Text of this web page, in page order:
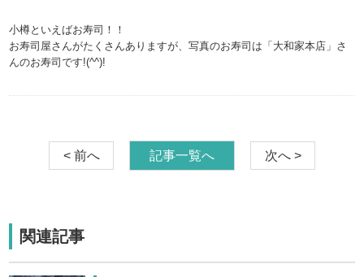
小樽といえばお寿司！！
お寿司屋さんがたくさんありますが、写真のお寿司は「大和家本店」さ
んのお寿司です!(^^)!
< 前へ 記事一覧へ 次へ >
関連記事